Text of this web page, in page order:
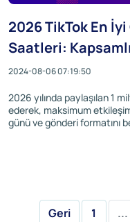
2026 TikTok En
Saatleri:
2024-08-06 07:19:50
2026 yılında paylaşılan 1
ederek, maksimum
günü ve gönderi formatını
Geri 1 ...